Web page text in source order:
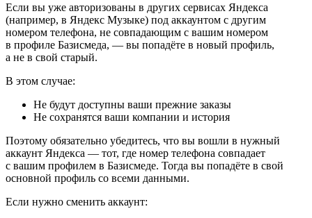
Если вы уже авторизованы в других сервисах Яндекса
(например, в Яндекс Музыке) под аккаунтом с другим
номером телефона, не совпадающим с вашим номером
в профиле Базисмеда, — вы попадёте в новый профиль,
а не в свой старый.
В этом случае:
Не будут доступны ваши прежние заказы
Не сохранятся ваши компании и история
Поэтому обязательно убедитесь, что вы вошли в нужный
аккаунт Яндекса — тот, где номер телефона совпадает
с вашим профилем в Базисмеде. Тогда вы попадёте в свой
основной профиль со всеми данными.
Если нужно сменить аккаунт: